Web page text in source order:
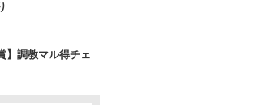
】調教マル得チェ